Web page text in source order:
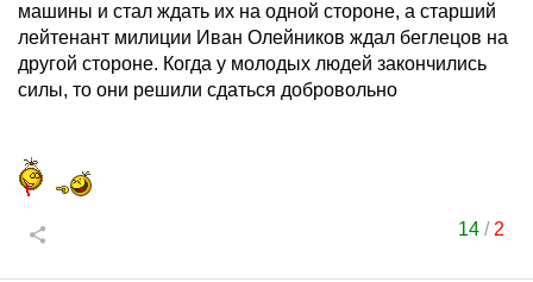
машины и стал ждать их на одной стороне, а старший
лейтенант милиции Иван Олейников ждал беглецов на
другой стороне. Когда у молодых людей закончились
силы, то они решили сдаться добровольно
14 / 2